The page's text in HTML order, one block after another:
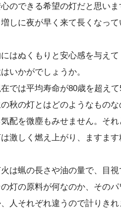
のできる希望の灯だと思いま
しに夜が早く来て長くなっ
はぬくもりと安心感を与えて
いかがでしょうか。
では平均寿命が80歳を超え
秋の灯とはどのようなものな
配を微塵もみせません。そ
激しく燃え上がり、ますま
は蝋の長さや油の量で、目
灯の原料が何なのか、その
人それぞれ違うので計りきれ